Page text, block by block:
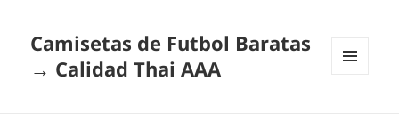
Camisetas de Futbol Baratas
→ Calidad Thai AAA